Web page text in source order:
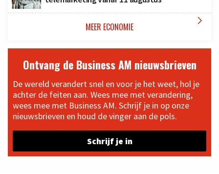
MEER ECONOMIE 
Ontvang de Business AM nieuwsbrieven
De wereld verandert snel en voor je het weet, hol je
achter de feiten aan. Wees mee met verandering,
wees mee met Business AM. Schrijf je in op onze
nieuwsbrieven en houd de vinger aan de pols.
Schrijf je in